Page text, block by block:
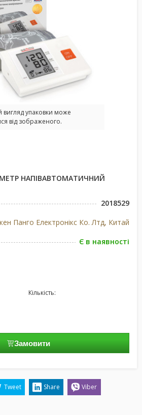
вигляд упаковки може
від зображеного.
НАПІВАВТОМАТИЧНИЙ
2018529
Панго Електронікс Ко. Лтд, Китай
Є в наявності
Кількість:
Замовити
Tweet Share Viber